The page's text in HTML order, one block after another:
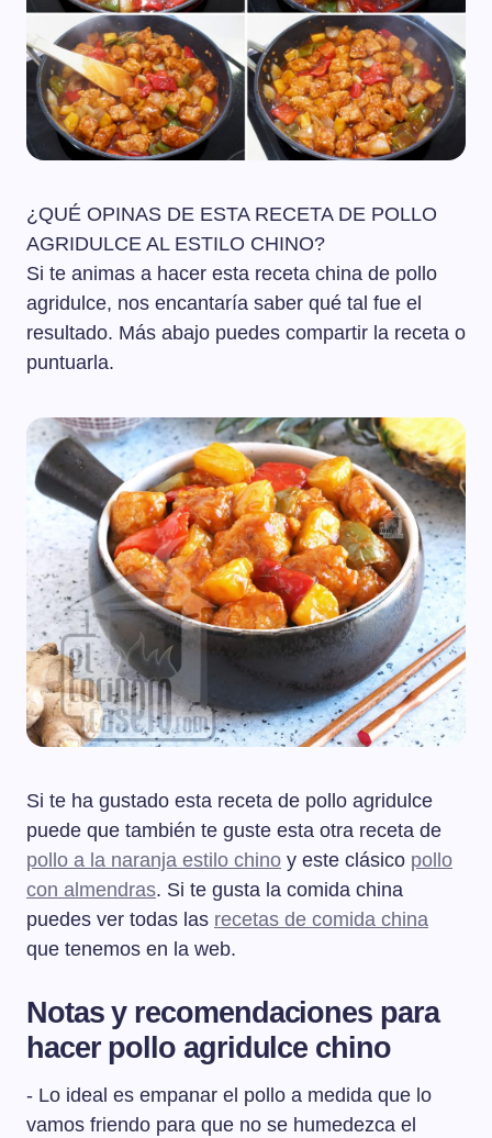
¿QUÉ OPINAS DE ESTA RECETA DE POLLO
AGRIDULCE AL ESTILO CHINO?
Si te animas a hacer esta receta china de pollo
agridulce, nos encantaría saber qué tal fue el
resultado. Más abajo puedes compartir la receta o
puntuarla.
Si te ha gustado esta receta de pollo agridulce
puede que también te guste esta otra receta de
pollo a la naranja estilo chino y este clásico pollo
con almendras. Si te gusta la comida china
puedes ver todas las recetas de comida china
que tenemos en la web.
Notas y recomendaciones para
hacer pollo agridulce chino
- Lo ideal es empanar el pollo a medida que lo
vamos friendo para que no se humedezca el